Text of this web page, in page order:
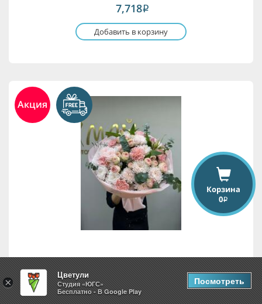
7,718i
Добавить в корзину
Акция
Цветочная мечта
Корзина
0i
×
Цветули
Студия «ЮГС»
Бесплатно - В Google Play
Посмотреть